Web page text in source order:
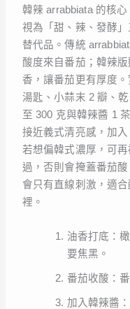
韓辣 arrabbiata 的核心
視為「甜、辣、發酵
替代品。傳統
酸度來自番茄；韓辣
香，讓番茄更有厚度
湯匙、小蒜末 2 瓣、
至 300 克與韓辣醬 1
接近義式清亮感，加
若想偏韓式濃厚，可
過，否則會掩蓋番茄
會只有直線刺激，適
裡。
油香打底：
要焦黑。
番茄收酸：
加入韓辣醬